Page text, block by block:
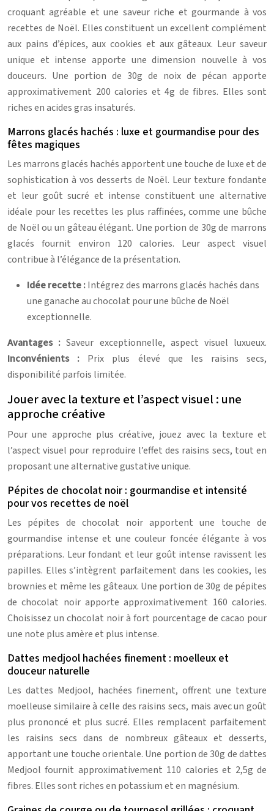
croquant agréable et une saveur riche et gourmande à vos
recettes de Noël. Elles constituent un excellent complément
aux pains d’épices, aux cookies et aux gâteaux. Leur saveur
unique et intense apporte une dimension nouvelle à vos
douceurs. Une portion de 30g de noix de pécan apporte
approximativement 200 calories et 4g de fibres. Elles sont
riches en acides gras insaturés.
Marrons glacés hachés : luxe et gourmandise pour des
fêtes magiques
Les marrons glacés hachés apportent une touche de luxe et de
sophistication à vos desserts de Noël. Leur texture fondante
et leur goût sucré et intense constituent une alternative
idéale pour les recettes les plus raffinées, comme une bûche
de Noël ou un gâteau élégant. Une portion de 30g de marrons
glacés fournit environ 120 calories. Leur aspect visuel
contribue à l’élégance de la présentation.
Idée recette :Intégrez des marrons glacés hachés dans
une ganache au chocolat pour une bûche de Noël
exceptionnelle.
Avantages :Saveur exceptionnelle, aspect visuel luxueux.
Inconvénients : Prix plus élevé que les raisins secs,
disponibilité parfois limitée.
Jouer avec la texture et l’aspect visuel : une
approche créative
Pour une approche plus créative, jouez avec la texture et
l’aspect visuel pour reproduire l’effet des raisins secs, tout en
proposant une alternative gustative unique.
Pépites de chocolat noir : gourmandise et intensité
pour vos recettes de noël
Les pépites de chocolat noir apportent une touche de
gourmandise intense et une couleur foncée élégante à vos
préparations. Leur fondant et leur goût intense ravissent les
papilles. Elles s’intègrent parfaitement dans les cookies, les
brownies et même les gâteaux. Une portion de 30g de pépites
de chocolat noir apporte approximativement 160 calories.
Choisissez un chocolat noir à fort pourcentage de cacao pour
une note plus amère et plus intense.
Dattes medjool hachées finement : moelleux et
douceur naturelle
Les dattes Medjool, hachées finement, offrent une texture
moelleuse similaire à celle des raisins secs, mais avec un goût
plus prononcé et plus sucré. Elles remplacent parfaitement
les raisins secs dans de nombreux gâteaux et desserts,
apportant une touche orientale. Une portion de 30g de dattes
Medjool fournit approximativement 110 calories et 2,5g de
fibres. Elles sont riches en potassium et en magnésium.